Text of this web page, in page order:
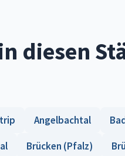
diesen
Angelbachtal
Brücken (Pfalz)